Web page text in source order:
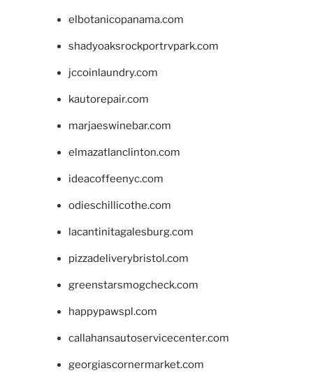
elbotanicopanama.com
shadyoaksrockportrvpark.com
jccoinlaundry.com
kautorepair.com
marjaeswinebar.com
elmazatlanclinton.com
ideacoffeenyc.com
odieschillicothe.com
lacantinitagalesburg.com
pizzadeliverybristol.com
greenstarsmogcheck.com
happypawspl.com
callahansautoservicecenter.com
georgiascornermarket.com